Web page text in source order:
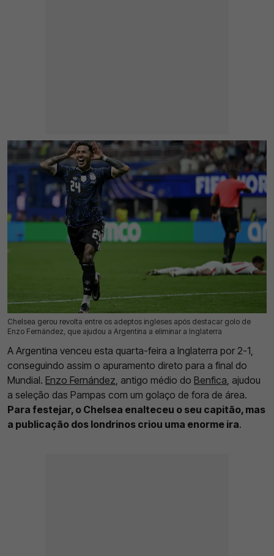
Chelsea gerou revolta entre os adeptos ingleses após destacar golo de
Enzo Fernández, que ajudou a Argentina a eliminar a Inglaterra
16 Jul 2026 | 16:56 | 0
A Argentina venceu esta quarta-feira a Inglaterra por 2-1,
conseguindo assim o apuramento direto para a final do
Mundial. Enzo Fernández, antigo médio do Benfica, ajudou
a seleção das Pampas com um golaço de fora de área.
Para festejar, o Chelsea enalteceu o seu capitão, mas
a publicação dos londrinos criou uma enorme ira.